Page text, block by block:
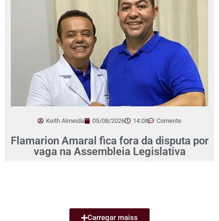
Keith Almeida 05/08/2026 14:08 Comente
Flamarion Amaral fica fora da disputa por
vaga na Assembleia Legislativa
Carregar maiss